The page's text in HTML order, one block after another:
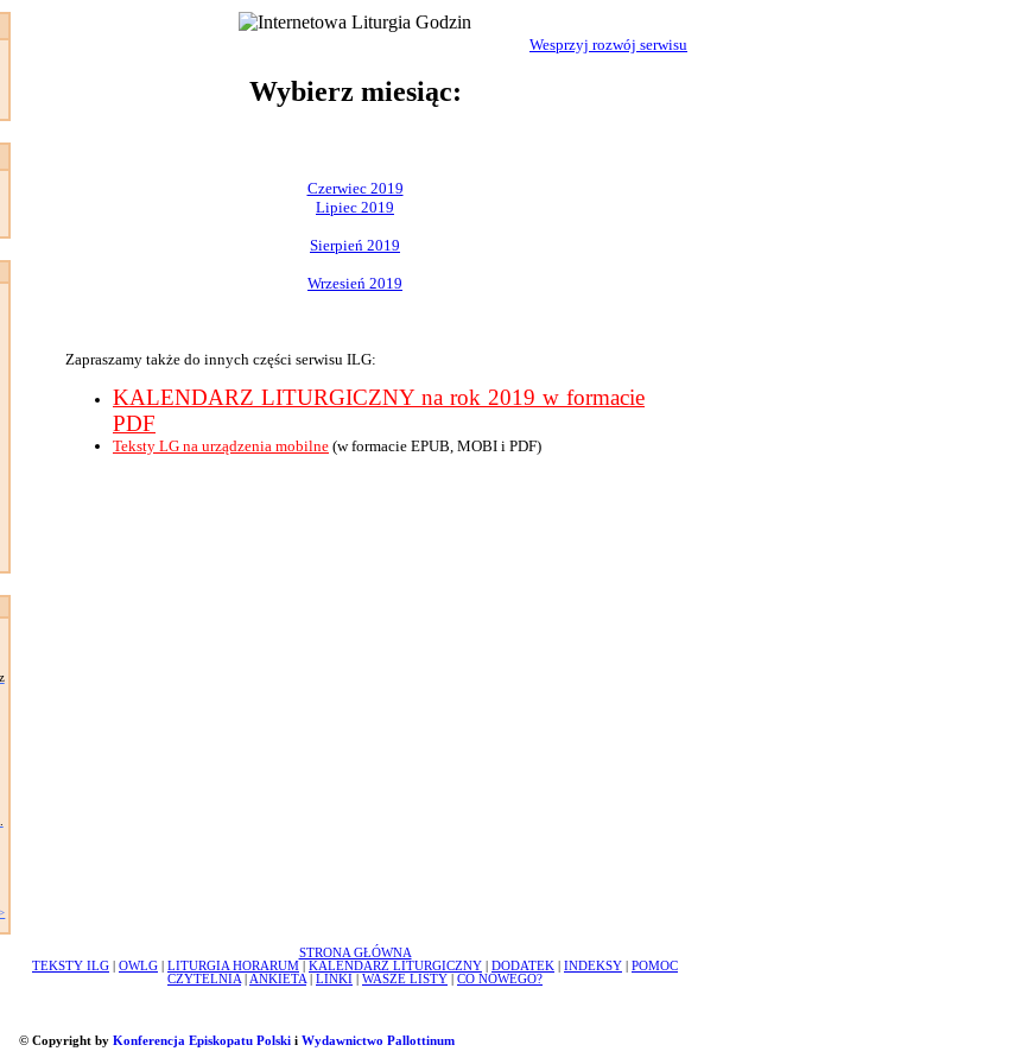
Wesprzyj rozwój serwisu
Wybierz miesiąc:
Czerwiec 2019
Lipiec 2019
Sierpień 2019
Wrzesień 2019
Zapraszamy także do innych części serwisu ILG:
KALENDARZ LITURGICZNY na rok 2019 w formacie
PDF
Teksty LG na urządzenia mobilne (w formacie EPUB, MOBI i PDF)
STRONA GŁÓWNA
TEKSTY ILG
OWLG LITURGIA HORARUM KALENDARZ LITURGICZNY DODATEK INDEKSY
POMOC
CZYTELNIA
ANKIETA LINKI WASZE LISTY CO NOWEGO?
© Copyright by Konferencja Episkopatu Polskii Wydawnictwo Pallottinum